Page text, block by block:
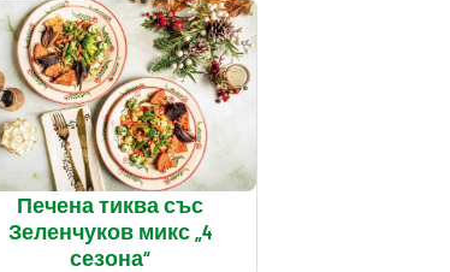
Печена тиква със
Зеленчуков микс „4
сезона“